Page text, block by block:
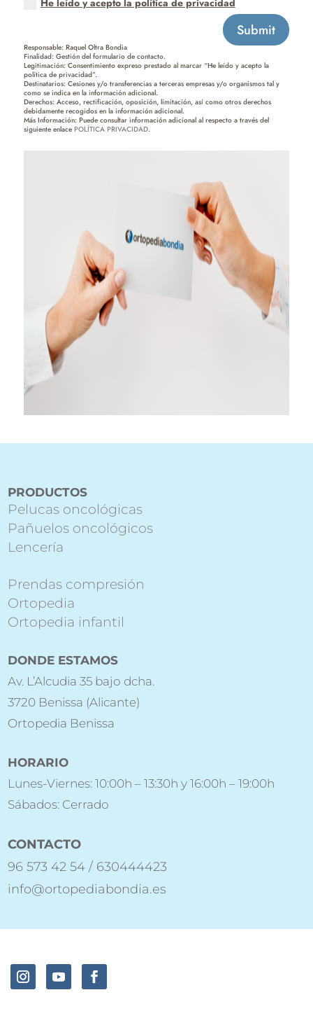
Submit
Responsable: Raquel Oltra Bondia
Finalidad: Gestión del formulario de contacto.
Legitimación: Consentimiento expreso prestado al marcar “He leído y acepto la
política de privacidad”.
Destinatarios: Cesiones y/o transferencias a terceras empresas y/o organismos tal y
como se indica en la información adicional.
Derechos: Acceso, rectificación, oposición, limitación, así como otros derechos
debidamente recogidos en la información adicional.
Más Información: Puede consultar información adicional al respecto a través del
siguiente enlace POLÍTICA PRIVACIDAD.
PRODUCTOS
Pelucas oncológicas
Pañuelos oncológicos
Lencería
Prendas compresión
Ortopedia
Ortopedia infantil
DONDE ESTAMOS
Av. L’Alcudia 35 bajo dcha.
3720 Benissa (Alicante)
Ortopedia Benissa
HORARIO
Lunes-Viernes: 10:00h – 13:30h y 16:00h – 19:00h
Sábados: Cerrado
CONTACTO
96 573 42 54 / 630444423
info@ortopediabondia.es